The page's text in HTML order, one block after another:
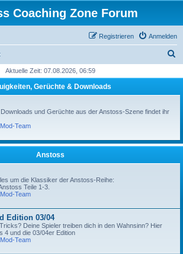
Coaching Zone Forum
Anmelden
Registrieren
h
Aktuelle Zeit: 07.08.2026, 06:59
Gerüchte & Downloads
und Gerüchte aus der Anstoss-Szene findet ihr
Team
Anstoss
um die Klassiker der Anstoss-Reihe:
Teile 1-3.
Team
Edition 03/04
Deine Spieler treiben dich in den Wahnsinn? Hier
4 und die 03/04er Edition
Team